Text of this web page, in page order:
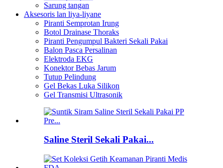
Sarung tangan
Aksesoris lan liya-liyane
Piranti Semprotan Irung
Botol Drainase Thoraks
Piranti Pengumpul Bakteri Sekali Pakai
Balon Pasca Persalinan
Elektroda EKG
Konektor Bebas Jarum
Tutup Pelindung
Gel Bekas Luka Silikon
Gel Transmisi Ultrasonik
Saline Steril Sekali Pakai...